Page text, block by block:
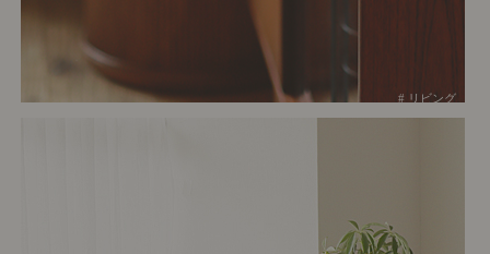
# リビング